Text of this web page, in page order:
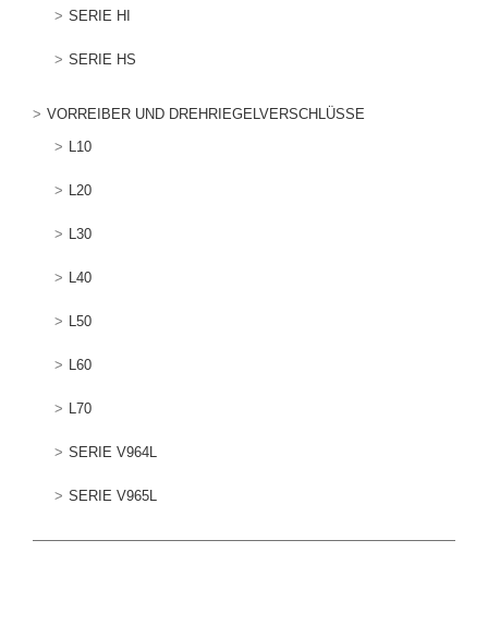
SERIE HI
SERIE HS
VORREIBER UND DREHRIEGELVERSCHLÜSSE
L10
L20
L30
L40
L50
L60
L70
SERIE V964L
SERIE V965L